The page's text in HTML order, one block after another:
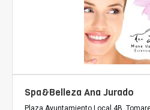
Spa&Belleza Ana Jurado
Plaza Ayuntamiento Local 4B,